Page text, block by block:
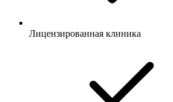
Лицензированная клиника